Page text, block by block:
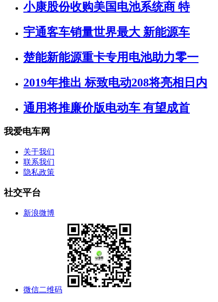
小康股份收购美国电池系统商 特
宇通客车销量世界最大 新能源车
楚能新能源重卡专用电池助力零一
2019年推出 标致电动208将亮相日内
通用将推廉价版电动车 有望成首
我爱电车网
关于我们
联系我们
隐私政策
社交平台
新浪微博
微信二维码